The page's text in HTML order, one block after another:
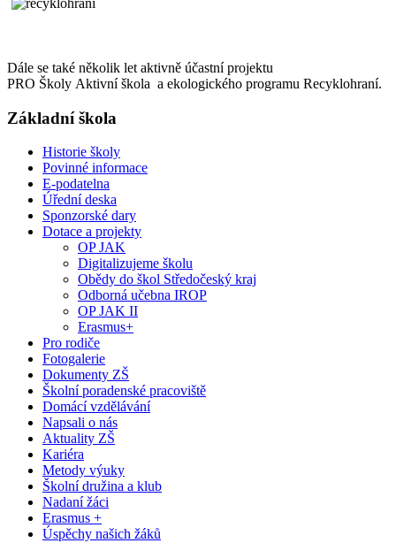
Dále se také několik let aktivně účastní projektu
PRO Školy Aktivní škola a ekologického programu Recyklohraní.
Základní škola
Historie školy
Povinné informace
E-podatelna
Úřední deska
Sponzorské dary
Dotace a projekty
OP JAK
Digitalizujeme školu
Obědy do škol Středočeský kraj
Odborná učebna IROP
OP JAK II
Erasmus+
Pro rodiče
Fotogalerie
Dokumenty ZŠ
Školní poradenské pracoviště
Domácí vzdělávání
Napsali o nás
Aktuality ZŠ
Kariéra
Metody výuky
Školní družina a klub
Nadaní žáci
Erasmus +
Úspěchy našich žáků